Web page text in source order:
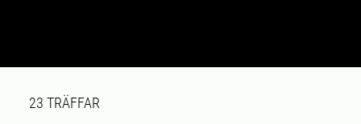
Sökresultat
23 TRÄFFAR